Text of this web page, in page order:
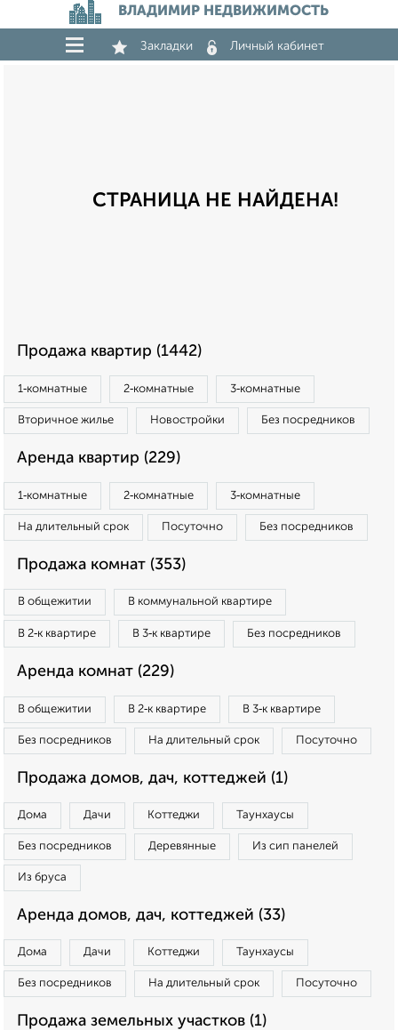
ВЛАДИМИР НЕДВИЖИМОСТЬ
Закладки Личный кабинет
СТРАНИЦА НЕ НАЙДЕНА!
Продажа квартир (1442)
1‑комнатные 2‑комнатные 3‑комнатные
Вторичное жилье Новостройки Без посредников
Аренда квартир (229)
1‑комнатные 2‑комнатные 3‑комнатные
На длительный срок Посуточно Без посредников
Продажа комнат (353)
В общежитии В коммунальной квартире
В 2‑к квартире В 3‑к квартире Без посредников
Аренда комнат (229)
В общежитии В 2‑к квартире В 3‑к квартире
Без посредников На длительный срок Посуточно
Продажа домов, дач, коттеджей (1)
Дома Дачи Коттеджи Таунхаусы
Без посредников Деревянные Из сип панелей
Из бруса
Аренда домов, дач, коттеджей (33)
Дома Дачи Коттеджи Таунхаусы
Без посредников На длительный срок Посуточно
Продажа земельных участков (1)